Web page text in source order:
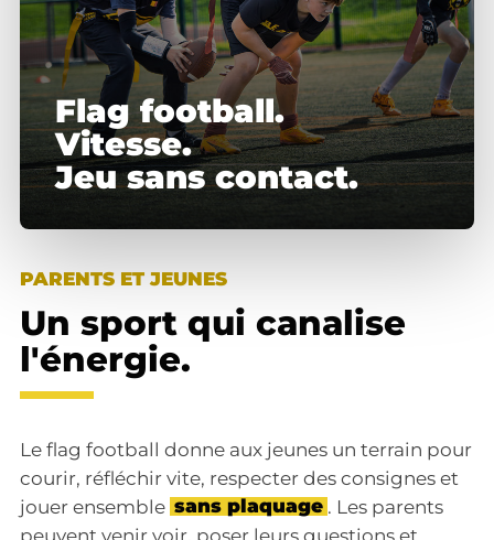
Flag football.
Vitesse.
Jeu sans contact.
PARENTS ET JEUNES
Un sport qui canalise
l'énergie.
Le flag football donne aux jeunes un terrain pour
courir, réfléchir vite, respecter des consignes et
jouer ensemble sans plaquage . Les parents
peuvent venir voir, poser leurs questions et